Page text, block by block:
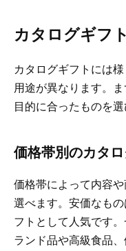
カタログギフ
カタログギフトには
用途が異なります。
目的に合ったものを選
価格帯別のカタ
価格帯によって内容
選べます。安価なも
フトとして人気です
ランド品や高級食品